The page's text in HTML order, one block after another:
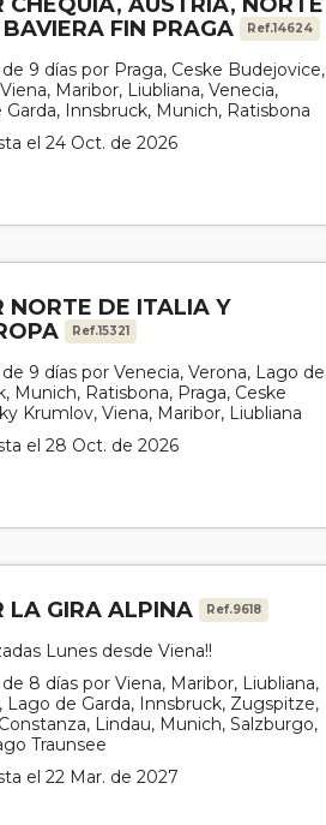
FIN PRAGA
Ref.14624
9 días por Praga, Ceske Budejovice,
Maribor, Liubliana, Venecia,
Garda, Innsbruck, Munich, Ratisbona
el 24 Oct. de 2026
NORTE DE ITALIA Y
Ref.15321
9 días por Venecia, Verona, Lago de
Munich, Ratisbona, Praga, Ceske
Krumlov, Viena, Maribor, Liubliana
el 28 Oct. de 2026
LA GIRA ALPINA Ref.9618
Lunes desde Viena!!
8 días por Viena, Maribor, Liubliana,
Lago de Garda, Innsbruck, Zugspitze,
Lindau, Munich, Salzburgo,
Traunsee
el 22 Mar. de 2027